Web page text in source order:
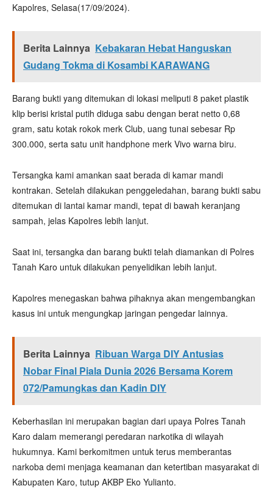
Kapolres, Selasa(17/09/2024).
Berita Lainnya Kebakaran Hebat Hanguskan
Gudang Tokma di Kosambi KARAWANG
Barang bukti yang ditemukan di lokasi meliputi 8 paket plastik
klip berisi kristal putih diduga sabu dengan berat netto 0,68
gram, satu kotak rokok merk Club, uang tunai sebesar Rp
300.000, serta satu unit handphone merk Vivo warna biru.
Tersangka kami amankan saat berada di kamar mandi
kontrakan. Setelah dilakukan penggeledahan, barang bukti sabu
ditemukan di lantai kamar mandi, tepat di bawah keranjang
sampah, jelas Kapolres lebih lanjut.
Saat ini, tersangka dan barang bukti telah diamankan di Polres
Tanah Karo untuk dilakukan penyelidikan lebih lanjut.
Kapolres menegaskan bahwa pihaknya akan mengembangkan
kasus ini untuk mengungkap jaringan pengedar lainnya.
Berita Lainnya Ribuan Warga DIY Antusias
Nobar Final Piala Dunia 2026 Bersama Korem
072/Pamungkas dan Kadin DIY
Keberhasilan ini merupakan bagian dari upaya Polres Tanah
Karo dalam memerangi peredaran narkotika di wilayah
hukumnya. Kami berkomitmen untuk terus memberantas
narkoba demi menjaga keamanan dan ketertiban masyarakat di
Kabupaten Karo, tutup AKBP Eko Yulianto.